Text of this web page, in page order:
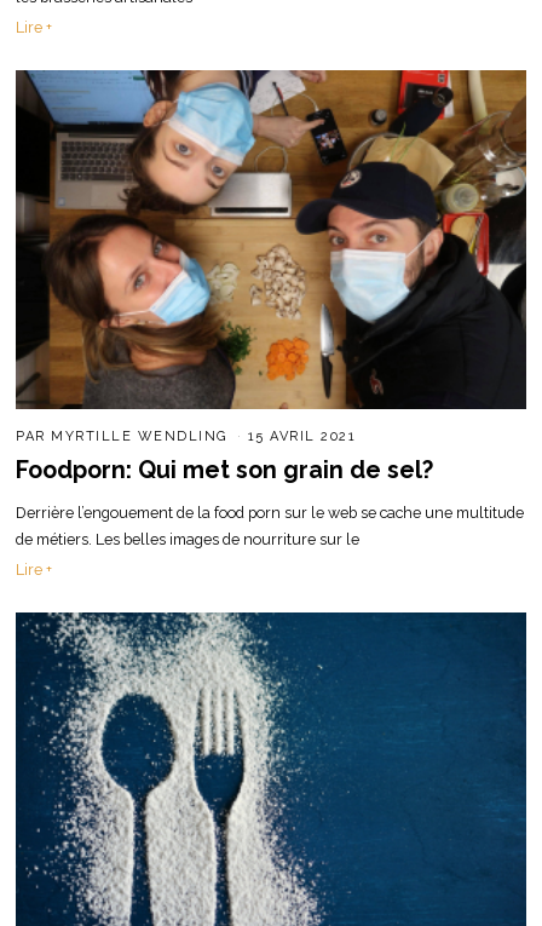
Lire +
PAR MYRTILLE WENDLING 15 AVRIL 2021
Foodporn: Qui met son grain de sel?
Derrière l’engouement de la food porn sur le web se cache une multitude
de métiers. Les belles images de nourriture sur le
Lire +